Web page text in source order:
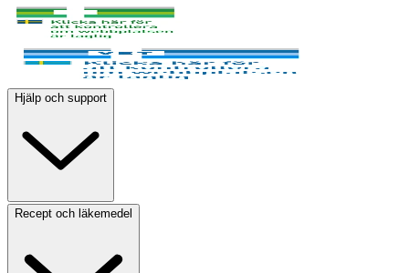
Hjälp och support
Recept och läkemedel